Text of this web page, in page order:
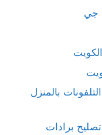
جي
بالمنزل
ساعة فني تصليح برادات